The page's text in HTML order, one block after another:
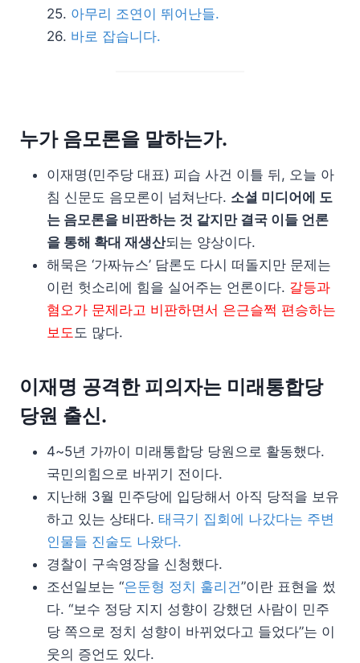
아무리 조연이 뛰어난들.
바로 잡습니다.
누가 음모론을 말하는가.
이재명(민주당 대표) 피습 사건 이틀 뒤, 오늘 아
침 신문도 음모론이 넘쳐난다. 소셜 미디어에 도
는 음모론을 비판하는 것 같지만 결국 이들 언론
을 통해 확대 재생산되는 양상이다.
해묵은 ‘가짜뉴스’ 담론도 다시 떠돌지만 문제는
이런 헛소리에 힘을 실어주는 언론이다. 갈등과
혐오가 문제라고 비판하면서 은근슬쩍 편승하는
보도 도 많다.
이재명 공격한 피의자는 미래통합당
당원 출신.
4~5년 가까이 미래통합당 당원으로 활동했다.
국민의힘으로 바뀌기 전이다.
지난해 3월 민주당에 입당해서 아직 당적을 보유
하고 있는 상태다. 태극기 집회에 나갔다는 주변
인물들 진술도 나왔다.
경찰이 구속영장을 신청했다.
조선일보는 “은둔형 정치 훌리건”이란 표현을 썼
다. “보수 정당 지지 성향이 강했던 사람이 민주
당 쪽으로 정치 성향이 바뀌었다고 들었다”는 이
웃의 증언도 있다.